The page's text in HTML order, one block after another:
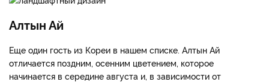
Алтын Ай
Еще один гость из Кореи в нашем списке. Алтын Ай
отличается поздним, осенним цветением, которое
начинается в середине августа и, в зависимости от